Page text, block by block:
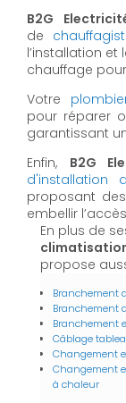
B2G
de
l’installation
chauffage
Votre
pour réparer
garantissant
Enfin, B2G
d'installation
proposant
embellir
En plus de
propose
Branchement
Branchement
Branchement
Câblage
Changement
Changement
à chaleur